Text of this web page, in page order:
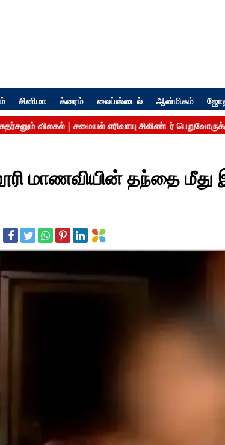
சினிமா க்ரைம் லைப்ஸ்டைல் ஆன்மிகம்
மாணவியின் தந்தை